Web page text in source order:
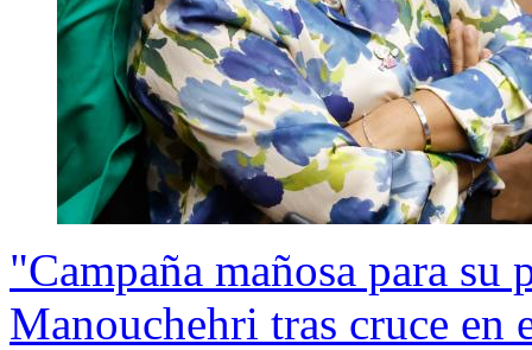
"Campaña mañosa para
Manouchehri tras cruce en